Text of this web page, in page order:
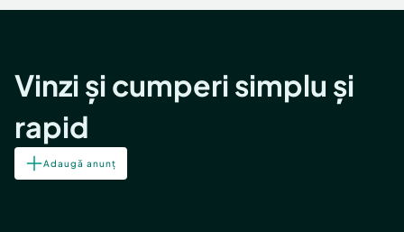
Vinzi și cumperi simplu și
rapid
Adaugă anunț